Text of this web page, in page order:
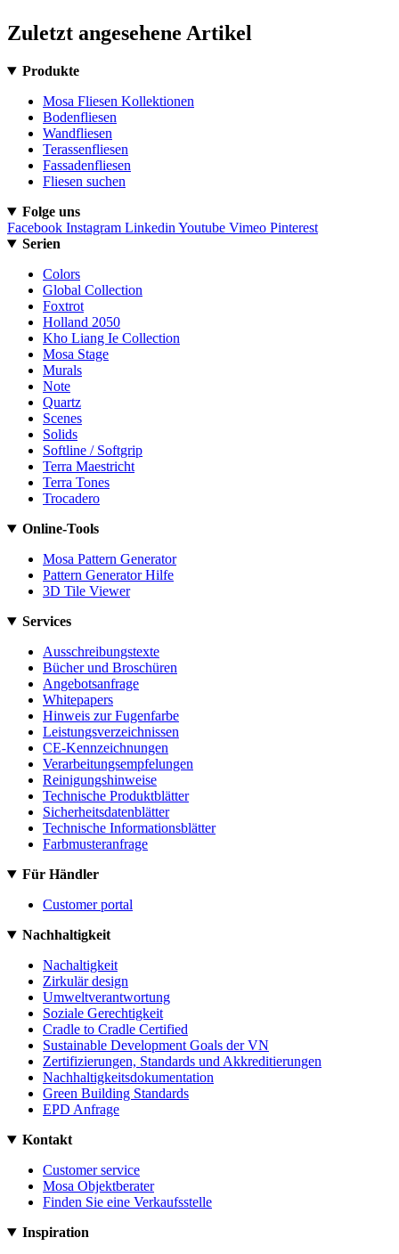
Zuletzt angesehene Artikel
Produkte
Mosa Fliesen Kollektionen
Bodenfliesen
Wandfliesen
Terassenfliesen
Fassadenfliesen
Fliesen suchen
Folge uns
Facebook Instagram Linkedin Youtube Vimeo Pinterest
Serien
Colors
Global Collection
Foxtrot
Holland 2050
Kho Liang Ie Collection
Mosa Stage
Murals
Note
Quartz
Scenes
Solids
Softline / Softgrip
Terra Maestricht
Terra Tones
Trocadero
Online-Tools
Mosa Pattern Generator
Pattern Generator Hilfe
3D Tile Viewer
Services
Ausschreibungstexte
Bücher und Broschüren
Angebotsanfrage
Whitepapers
Hinweis zur Fugenfarbe
Leistungsverzeichnissen
CE-Kennzeichnungen
Verarbeitungsempfelungen
Reinigungshinweise
Technische Produktblätter
Sicherheitsdatenblätter
Technische Informationsblätter
Farbmusteranfrage
Für Händler
Customer portal
Nachhaltigkeit
Nachaltigkeit
Zirkulär design
Umweltverantwortung
Soziale Gerechtigkeit
Cradle to Cradle Certified
Sustainable Development Goals der VN
Zertifizierungen, Standards und Akkreditierungen
Nachhaltigkeitsdokumentation
Green Building Standards
EPD Anfrage
Kontakt
Customer service
Mosa Objektberater
Finden Sie eine Verkaufsstelle
Inspiration